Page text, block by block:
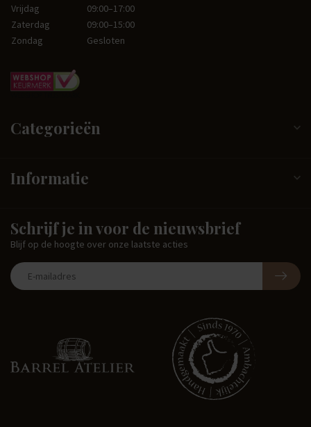
Vrijdag
09:00–17:00
Zaterdag
09:00–15:00
Zondag
Gesloten
Categorieën
Informatie
Schrijf je in voor de nieuwsbrief
Blijf op de hoogte over onze laatste acties